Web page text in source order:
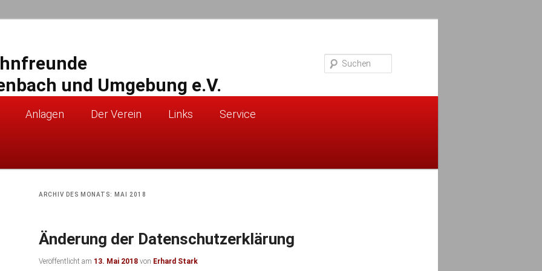
und Umgebung e.V.
Anlagen Der Verein Links Service
ARCHIV DES MONATS: MAI 2018
Änderung der Datenschutzerklärung
Veröffentlicht am 13. Mai 2018 von Erhard Stark